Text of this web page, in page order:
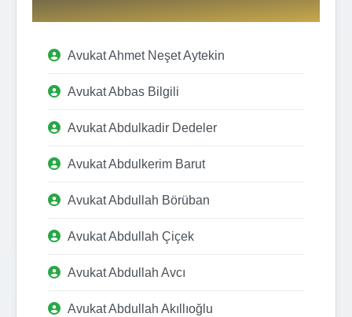
Avukat Ahmet Neşet Aytekin
Avukat Abbas Bilgili
Avukat Abdulkadir Dedeler
Avukat Abdulkerim Barut
Avukat Abdullah Börüban
Avukat Abdullah Çiçek
Avukat Abdullah Avcı
Avukat Abdullah Akıllıoğlu